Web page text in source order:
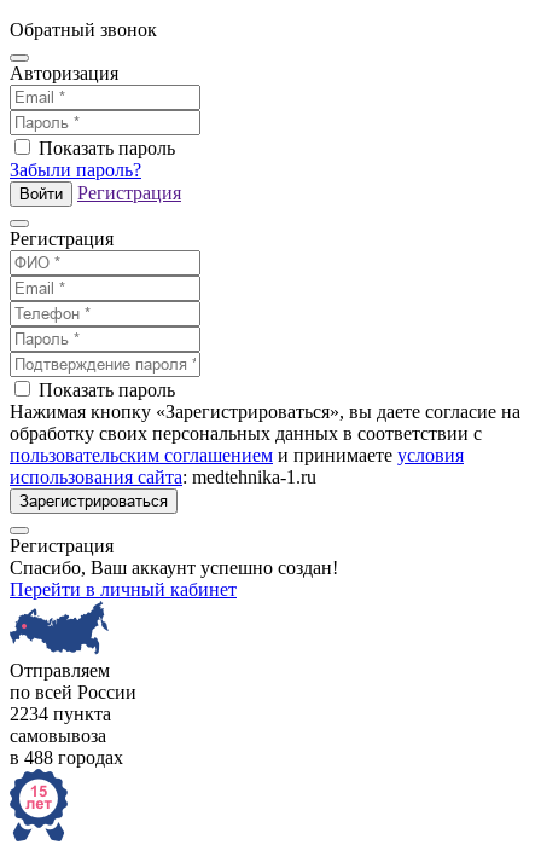
Обратный звонок
Авторизация
Показать пароль
Забыли пароль?
Войти Регистрация
Регистрация
Показать пароль
Нажимая кнопку «Зарегистрироваться», вы даете согласие на
обработку своих персональных данных в соответствии с
пользовательским соглашением и принимаете условия
использования сайта: medtehnika-1.ru
Зарегистрироваться
Регистрация
Спасибо, Ваш аккаунт успешно создан!
Перейти в личный кабинет
Отправляем
по всей России
2234 пункта
самовывоза
в 488 городах